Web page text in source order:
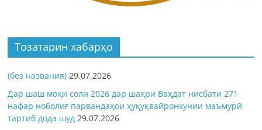
Тозатарин хабарҳо
(без названия) 29.07.2026
Дар шаш моҳи соли 2026 дар шаҳри Ваҳдат нисбати 271
нафар ноболиғ парвандаҳои ҳуқуқвайронкунии маъмурӣ
тартиб дода шуд 29.07.2026